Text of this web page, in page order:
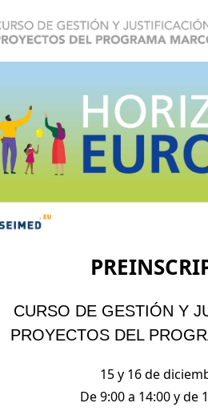
CURSO DE GESTIÓN Y
PROYECTOS DEL
15 y 16 de
De 9:00 a 14:00 y de